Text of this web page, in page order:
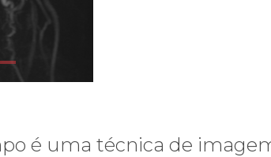
é uma técnica de